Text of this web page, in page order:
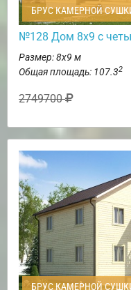
БРУС КАМЕРНОЙ
№128 Дом 8х9 с
Размер: 8х9 м
Общая площадь: 107.32
2749700
БРУС КАМЕРНОЙ